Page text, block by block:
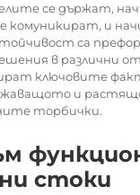
се държат,
комуникират, и
са
в различни
ключовите
и
торбички.
стоки